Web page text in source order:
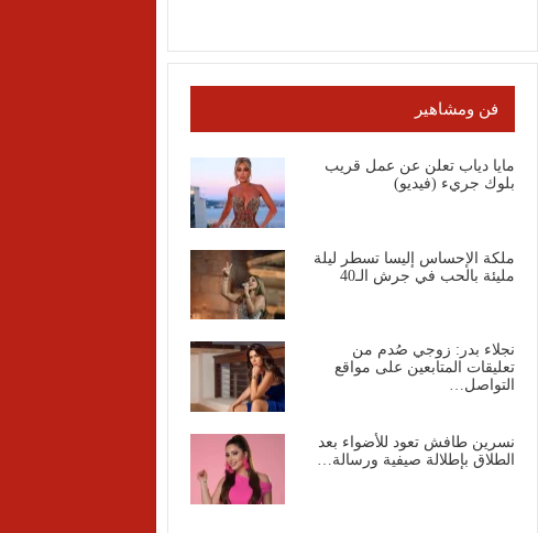
فن ومشاهير
مايا دياب تعلن عن عمل قريب
بلوك جريء (فيديو)
ملكة الإحساس إليسا تسطر ليلة
مليئة بالحب في جرش الـ40
نجلاء بدر: زوجي صُدم من
تعليقات المتابعين على مواقع
التواصل…
نسرين طافش تعود للأضواء بعد
الطلاق بإطلالة صيفية ورسالة…